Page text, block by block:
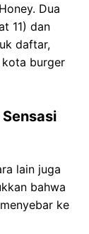
Dua
11) dan
daftar,
kota burger
lain juga
bahwa
ke